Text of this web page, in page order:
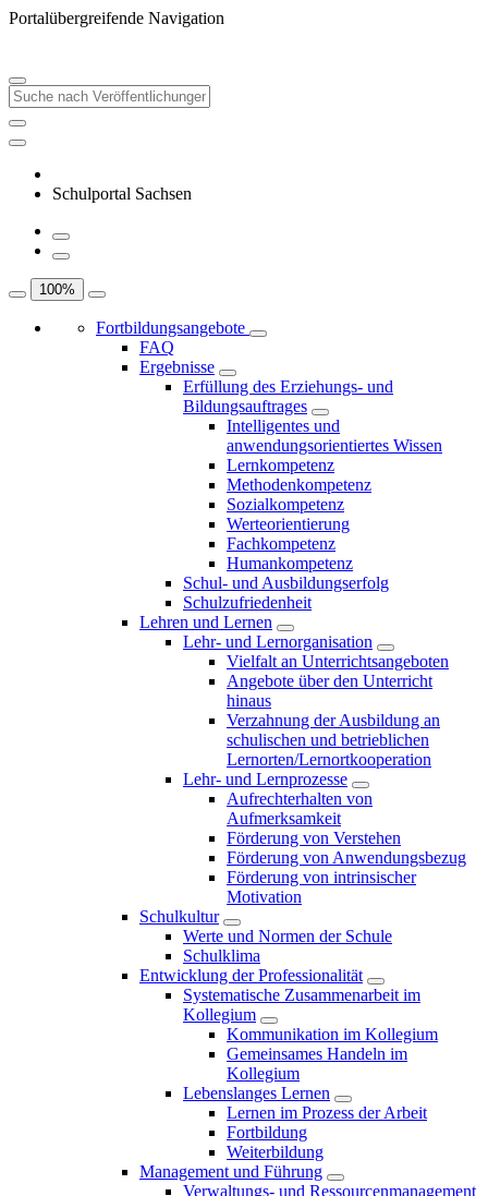
Portalübergreifende Navigation
Schulportal Sachsen
100%
Fortbildungsangebote
FAQ
Ergebnisse
Erfüllung des Erziehungs- und
Bildungsauftrages
Intelligentes und
anwendungsorientiertes Wissen
Lernkompetenz
Methodenkompetenz
Sozialkompetenz
Werteorientierung
Fachkompetenz
Humankompetenz
Schul- und Ausbildungserfolg
Schulzufriedenheit
Lehren und Lernen
Lehr- und Lernorganisation
Vielfalt an Unterrichtsangeboten
Angebote über den Unterricht
hinaus
Verzahnung der Ausbildung an
schulischen und betrieblichen
Lernorten/Lernortkooperation
Lehr- und Lernprozesse
Aufrechterhalten von
Aufmerksamkeit
Förderung von Verstehen
Förderung von Anwendungsbezug
Förderung von intrinsischer
Motivation
Schulkultur
Werte und Normen der Schule
Schulklima
Entwicklung der Professionalität
Systematische Zusammenarbeit im
Kollegium
Kommunikation im Kollegium
Gemeinsames Handeln im
Kollegium
Lebenslanges Lernen
Lernen im Prozess der Arbeit
Fortbildung
Weiterbildung
Management und Führung
Verwaltungs- und Ressourcenmanagement